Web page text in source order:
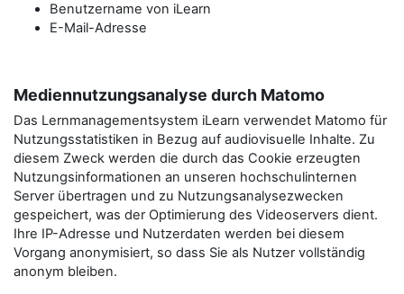
Benutzername von iLearn
E-Mail-Adresse
Mediennutzungsanalyse durch Matomo
Das Lernmanagementsystem iLearn verwendet Matomo für
Nutzungsstatistiken in Bezug auf audiovisuelle Inhalte. Zu
diesem Zweck werden die durch das Cookie erzeugten
Nutzungsinformationen an unseren hochschulinternen
Server übertragen und zu Nutzungsanalysezwecken
gespeichert, was der Optimierung des Videoservers dient.
Ihre IP-Adresse und Nutzerdaten werden bei diesem
Vorgang anonymisiert, so dass Sie als Nutzer vollständig
anonym bleiben.